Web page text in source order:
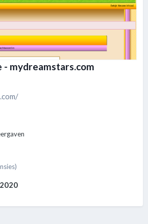
- mydreamstars.com